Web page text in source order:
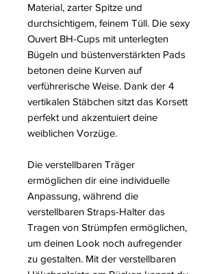
Material, zarter Spitze und
durchsichtigem, feinem Tüll. Die sexy
Ouvert BH-Cups mit unterlegten
Bügeln und büstenverstärkten Pads
betonen deine Kurven auf
verführerische Weise. Dank der 4
vertikalen Stäbchen sitzt das Korsett
perfekt und akzentuiert deine
weiblichen Vorzüge.
Die verstellbaren Träger
ermöglichen dir eine individuelle
Anpassung, während die
verstellbaren Straps-Halter das
Tragen von Strümpfen ermöglichen,
um deinen Look noch aufregender
zu gestalten. Mit der verstellbaren